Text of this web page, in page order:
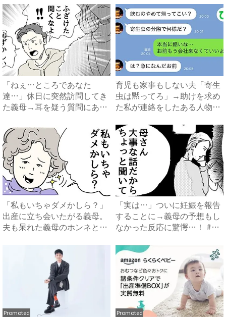
「ねぇ…ところであなた
達…」休日に突然訪問してき
た義母→耳を疑う質問にあ
育児も家事もしない夫「寄生
虫は黙ってろ」→助けを求め
た私が連絡をしたある人物と
「私もいちゃダメかしら？」
出産に立ち会いたがる義母。
夫も呆れた義母のホンネと
「実は…」ついに妊娠を報告
することに→義母の予想もし
なかった反応に驚愕…！ #
Promoted Promoted